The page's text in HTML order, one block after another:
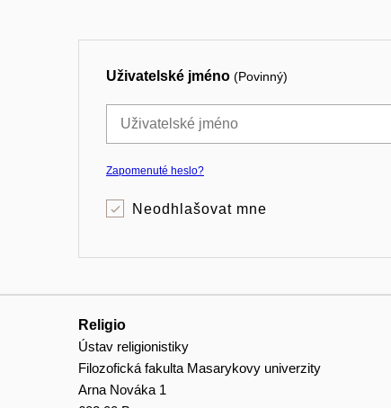
Uživatelské jméno (Povinný)
Zapomenuté heslo?
Neodhlašovat mne
Religio
Ústav religionistiky
Filozofická fakulta Masarykovy univerzity
Arna Nováka 1